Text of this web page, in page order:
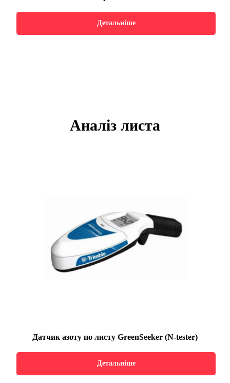
Детальніше
Аналіз листа
Датчик азоту по листу GreenSeeker (N-tester)
Детальніше